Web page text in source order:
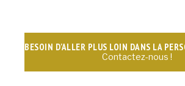
BESOIN D'ALLER PLUS LOIN DANS LA
Contactez-nous !